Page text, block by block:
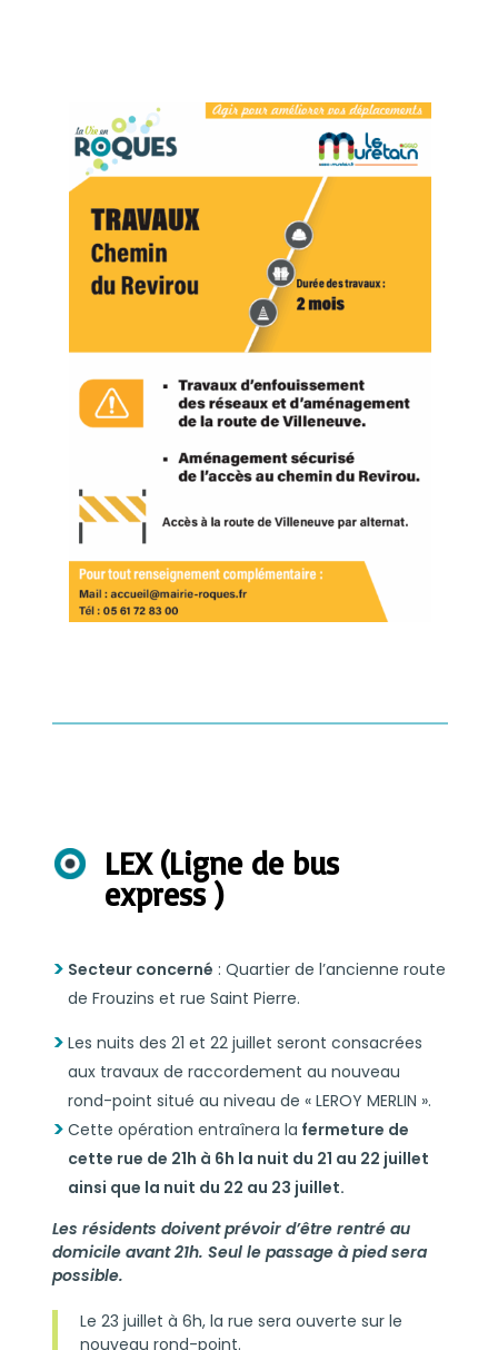
LEX (Ligne de bus
express )
Secteur concerné : Quartier de l’ancienne route
de Frouzins et rue Saint Pierre.
Les nuits des 21 et 22 juillet seront consacrées
aux travaux de raccordement au nouveau
rond-point situé au niveau de « LEROY MERLIN ».
Cette opération entraînera la fermeture de
cette rue de 21h à 6h la nuit du 21 au 22 juillet
ainsi que la nuit du 22 au 23 juillet.
Les résidents doivent prévoir d’être rentré au
domicile avant 21h. Seul le passage à pied sera
possible.
Le 23 juillet à 6h, la rue sera ouverte sur le
nouveau rond-point.